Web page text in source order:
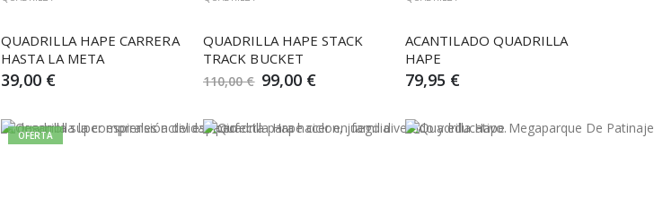
QUADRILLA HAPE CARRERA
HASTA LA META
39,00 €
QUADRILLA HAPE STACK
TRACK BUCKET
110,00 € 99,00 €
ACANTILADO QUADRILLA
HAPE
79,95 €
OFERTA